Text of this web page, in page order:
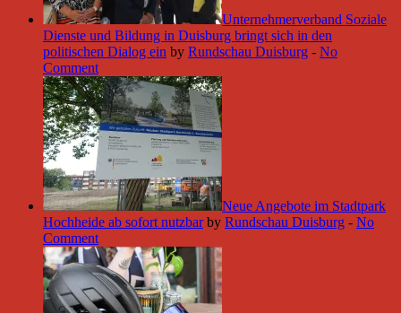
Unternehmerverband Soziale
Dienste und Bildung in Duisburg bringt sich in den
politischen Dialog ein by Rundschau Duisburg - No
Comment
Neue Angebote im Stadtpark
Hochheide ab sofort nutzbar by Rundschau Duisburg - No
Comment